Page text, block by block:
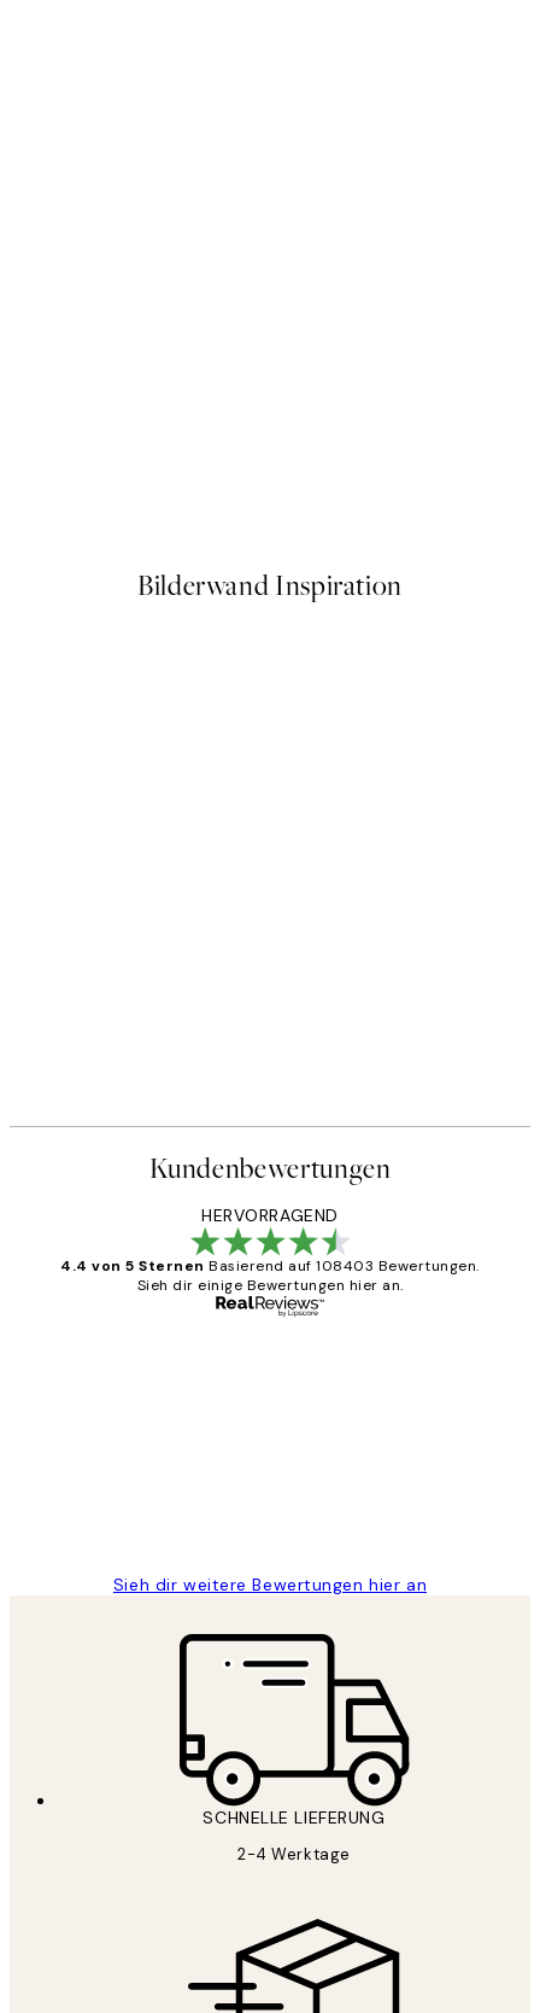
Bilderwand Inspiration
Kundenbewertungen
HERVORRAGEND
4.4 von 5 Sternen Basierend auf 108403 Bewertungen.
Sieh dir einige Bewertungen hier an.
Sieh dir weitere Bewertungen hier an
SCHNELLE LIEFERUNG
2-4 Werktage